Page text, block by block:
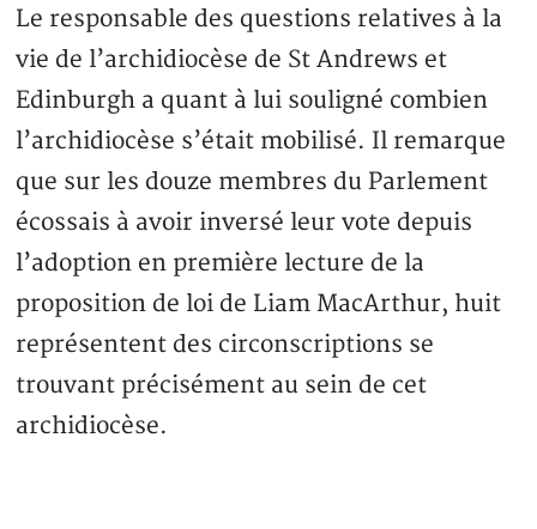
Le responsable des questions relatives à la
vie de l’archidiocèse de St Andrews et
Edinburgh a quant à lui souligné combien
l’archidiocèse s’était mobilisé. Il remarque
que sur les douze membres du Parlement
écossais à avoir inversé leur vote depuis
l’adoption en première lecture de la
proposition de loi de Liam MacArthur, huit
représentent des circonscriptions se
trouvant précisément au sein de cet
archidiocèse.